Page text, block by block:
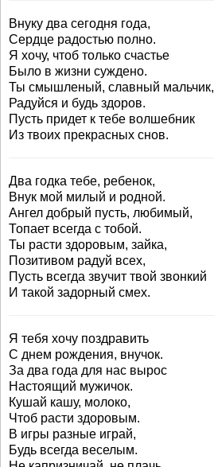
Внуку два сегодня года,
Сердце радостью полно.
Я хочу, чтоб только счастье
Было в жизни суждено.
Ты смышленый, славный мальчик,
Радуйся и будь здоров.
Пусть придет к тебе волшебник
Из твоих прекрасных снов.
Два годка тебе, ребенок,
Внук мой милый и родной.
Ангел добрый пусть, любимый,
Топает всегда с тобой.
Ты расти здоровым, зайка,
Позитивом радуй всех,
Пусть всегда звучит твой звонкий
И такой задорный смех.
Я тебя хочу поздравить
С днем рождения, внучок.
За два года для нас вырос
Настоящий мужичок.
Кушай кашу, молоко,
Чтоб расти здоровым.
В игры разные играй,
Будь всегда веселым.